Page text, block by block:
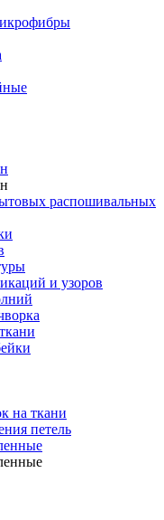
распошивальных
и узоров
на ткани
петель